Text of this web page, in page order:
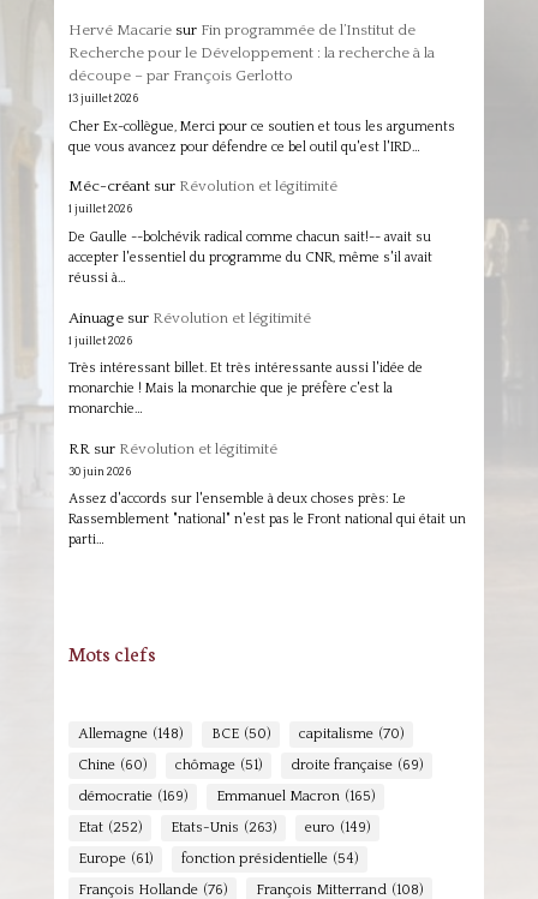
Hervé Macariesur Fin programmée de l’Institut de
Recherche pour le Développement : la recherche à la
découpe – par François Gerlotto
13 juillet 2026
Cher Ex-collègue, Merci pour ce soutien et tous les arguments
que vous avancez pour défendre ce bel outil qu'est l'IRD…
Méc-créantsur Révolution et légitimité
1 juillet 2026
De Gaulle --bolchévik radical comme chacun sait!-- avait su
accepter l'essentiel du programme du CNR, même s'il avait
réussi à…
Ainuagesur Révolution et légitimité
1 juillet 2026
Très intéressant billet. Et très intéressante aussi l'idée de
monarchie ! Mais la monarchie que je préfère c'est la
monarchie…
RR sur Révolution et légitimité
30 juin 2026
Assez d'accords sur l'ensemble à deux choses près: Le
Rassemblement "national" n'est pas le Front national qui était un
parti…
Mots clefs
Allemagne (148) BCE (50) capitalisme (70)
Chine (60) chômage (51) droite française (69)
démocratie (169) Emmanuel Macron (165)
Etat (252) Etats-Unis (263) euro (149)
Europe (61) fonction présidentielle (54)
François Hollande (76) François Mitterrand (108)